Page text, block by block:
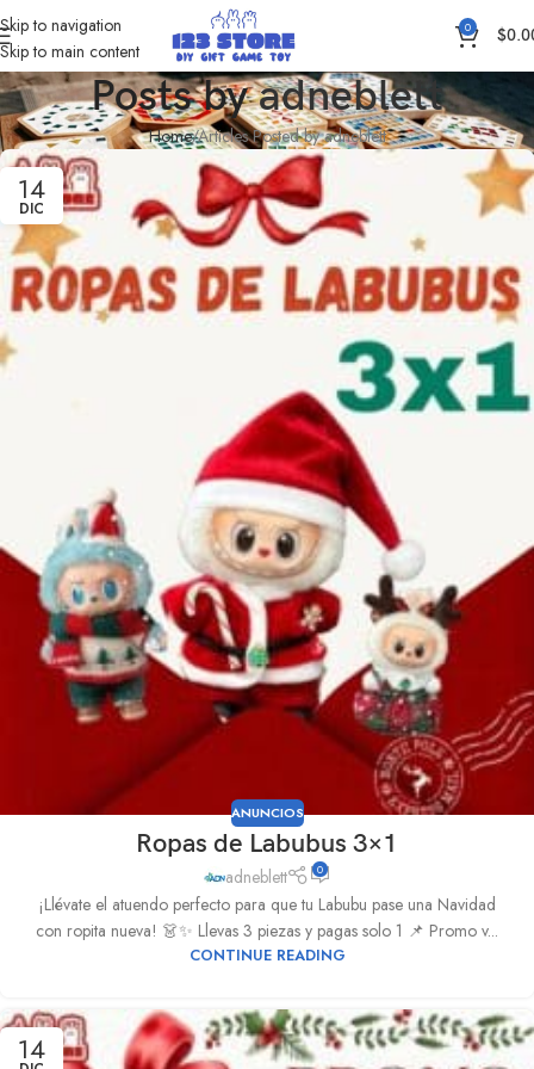
Skip to navigation
Skip to main content
0 $
Posts byadneblett
Home Articles Posted by adneblett
14
DIC
ANUNCIOS
Ropas de Labubus 3×1
adneblett 0
¡Llévate el atuendo perfecto para que tu Labubu pase una Navidad
con ropita nueva! 👗✨ Llevas 3 piezas y pagas solo 1 📌 Promo v...
CONTINUE READING
14